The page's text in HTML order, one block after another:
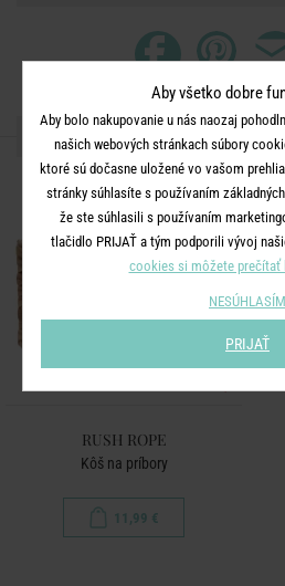
ĎALŠIE
RUSH ROPE
Kôš na príbory
11,99 €
Aby všetko dobre
Aby bolo nakupovanie u nás naozaj
našich webových stránkach súbory
ktoré sú dočasne uložené vo vašom
stránky súhlasíte s používaním
že ste súhlasili s používaním
tlačidlo PRIJAŤ a tým podporili vývoj
cookies si môžete prečítať
NESÚHLASÍM
PRIJAŤ